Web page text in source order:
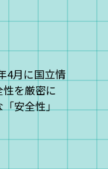
4月に国立情
を厳密に
安全性」